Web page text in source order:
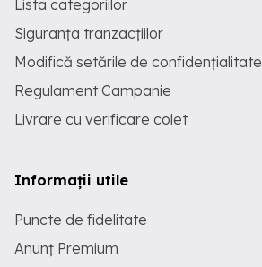
Lista categoriilor
Siguranța tranzacțiilor
Modifică setările de confidențialitate
Regulament Campanie
Livrare cu verificare colet
Informații utile
Puncte de fidelitate
Anunț Premium